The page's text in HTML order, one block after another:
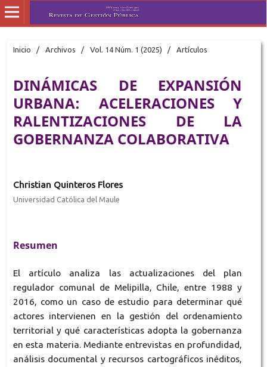
Inicio / Archivos / Vol. 14 Núm. 1 (2025) / Artículos
DINÁMICAS DE EXPANSIÓN
URBANA: ACELERACIONES Y
RALENTIZACIONES DE LA
GOBERNANZA COLABORATIVA
Christian Quinteros Flores
Universidad Católica del Maule
Resumen
El artículo analiza las actualizaciones del plan
regulador comunal de Melipilla, Chile, entre 1988 y
2016, como un caso de estudio para determinar qué
actores intervienen en la gestión del ordenamiento
territorial y qué características adopta la gobernanza
en esta materia. Mediante entrevistas en profundidad,
análisis documental y recursos cartográficos inéditos,